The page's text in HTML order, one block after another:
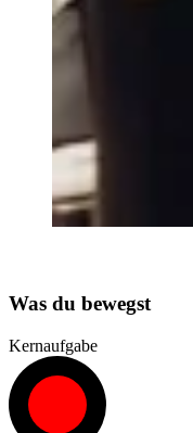
Was du bewegst
Kernaufgabe